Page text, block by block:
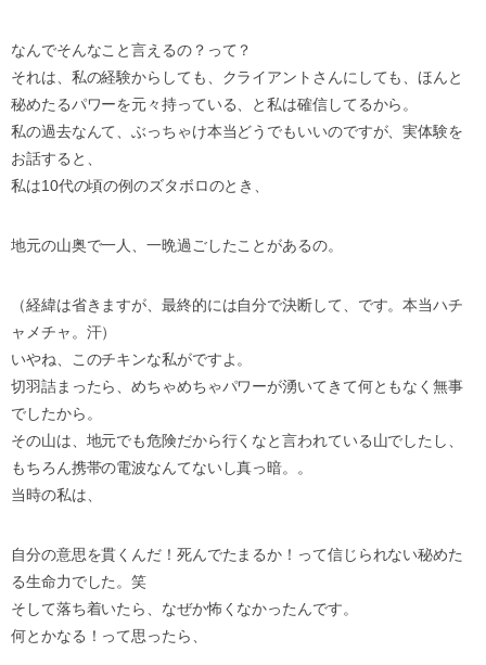
なんでそんなこと言えるの？って？
それは、私の経験からしても、クライアントさんにしても、ほんと
秘めたるパワーを元々持っている、と私は確信してるから。
私の過去なんて、ぶっちゃけ本当どうでもいいのですが、実体験を
お話すると、
私は10代の頃の例のズタボロのとき、
地元の山奥で一人、一晩過ごしたことがあるの。
（経緯は省きますが、最終的には自分で決断して、です。本当ハチ
ャメチャ。汗）
いやね、このチキンな私がですよ。
切羽詰まったら、めちゃめちゃパワーが湧いてきて何ともなく無事
でしたから。
その山は、地元でも危険だから行くなと言われている山でしたし、
もちろん携帯の電波なんてないし真っ暗。。
当時の私は、
自分の意思を貫くんだ！死んでたまるか！って信じられない秘めた
る生命力でした。笑
そして落ち着いたら、なぜか怖くなかったんです。
何とかなる！って思ったら、